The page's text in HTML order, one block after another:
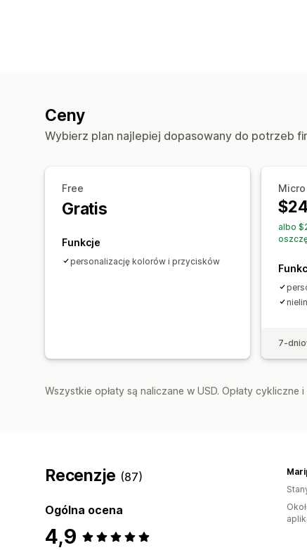
Ceny
Wybierz plan najlepiej dopasowany do potrzeb
Free
Gratis
Funkcje
personalizację kolorów i przycisków
Micro
albo
7-
Wszystkie opłaty są naliczane w USD. Opłaty
Recenzje (87)
Ogólna ocena
4,9